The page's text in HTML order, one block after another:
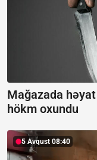
Mağazada həyat
hökm oxundu
5 Avqust 08:40